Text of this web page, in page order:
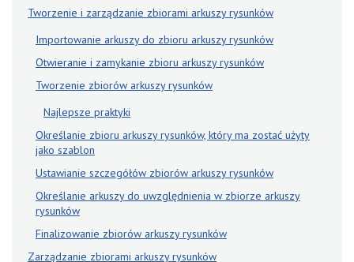
Tworzenie i zarządzanie zbiorami arkuszy rysunków
Importowanie arkuszy do zbioru arkuszy rysunków
Otwieranie i zamykanie zbioru arkuszy rysunków
Tworzenie zbiorów arkuszy rysunków
Najlepsze praktyki
Określanie zbioru arkuszy rysunków, który ma zostać użyty
jako szablon
Ustawianie szczegółów zbiorów arkuszy rysunków
Określanie arkuszy do uwzględnienia w zbiorze arkuszy
rysunków
Finalizowanie zbiorów arkuszy rysunków
Zarządzanie zbiorami arkuszy rysunków